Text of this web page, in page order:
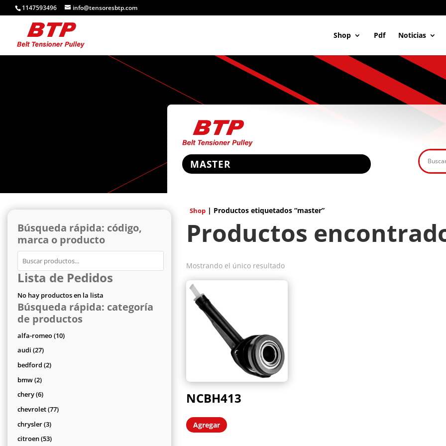
1147593496 info@tensoresbtp.com
Shop Pdf Noticias
MASTER
Búsqueda rápida: código,
marca o producto
Lista de Pedidos
No hay productos en la lista
Búsqueda rápida: categoría
de productos
alfa-romeo 1010
audi 2727
productos
bedford 22
bmw 22
productos
chery 66
productos
chevrolet 7777
chrysler 33
productos
citroen 5353
Shop| Productos etiquetados “master”
Productos
Mostrando el único resultado
NCBH413
Agregar